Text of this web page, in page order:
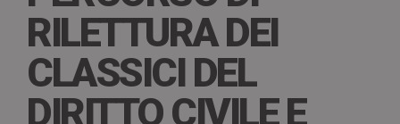
RILETTURA DEI
CLASSICI DEL
DIRITTO CIVILE E